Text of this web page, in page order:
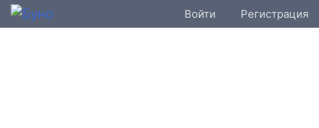
Войти Регистрация